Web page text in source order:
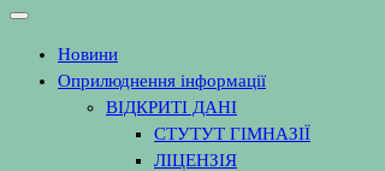
Новини
Оприлюднення інформації
ВІДКРИТІ ДАНІ
СТУТУТ ГІМНАЗІЇ
ЛІЦЕНЗІЯ